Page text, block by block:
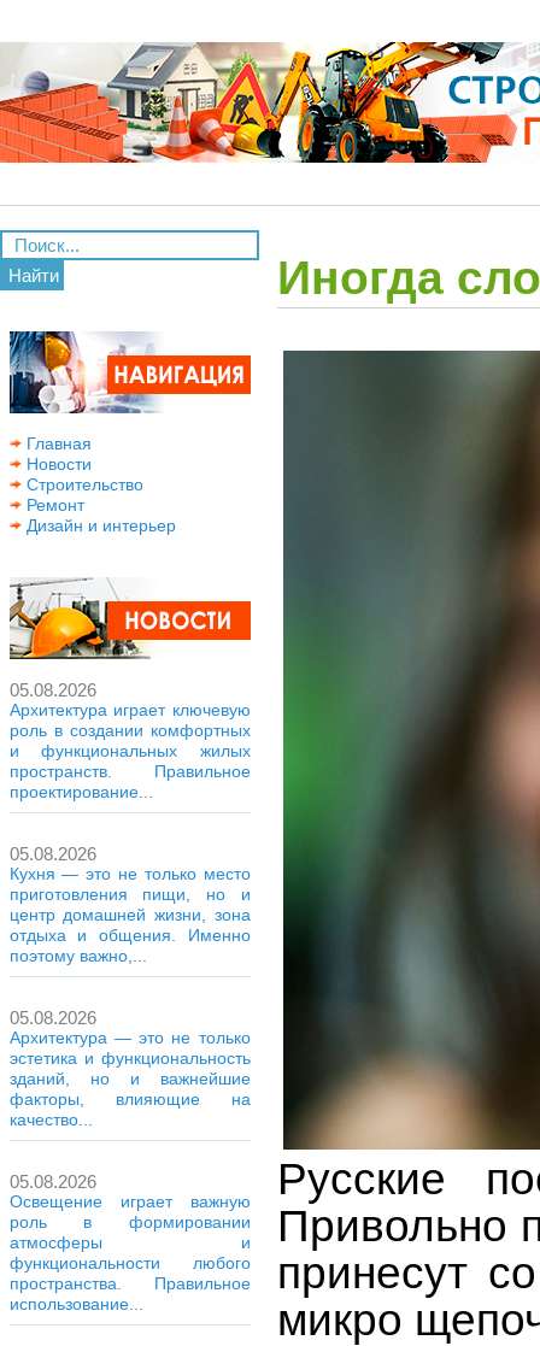
Найти
Главная
Новости
Строительство
Ремонт
Дизайн и интерьер
05.08.2026
Архитектура играет ключевую
роль в создании комфортных
и функциональных жилых
пространств. Правильное
проектирование...
05.08.2026
Кухня — это не только место
приготовления пищи, но и
центр домашней жизни, зона
отдыха и общения. Именно
поэтому важно,...
05.08.2026
Архитектура — это не только
эстетика и функциональность
зданий, но и важнейшие
факторы, влияющие на
качество...
05.08.2026
Освещение играет важную
роль в формировании
атмосферы и
функциональности любого
пространства. Правильное
использование...
Иногда
Русские
Привольно
принесут
микро